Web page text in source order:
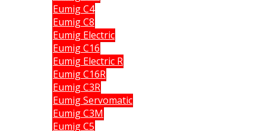
Eumig C4
Eumig C8
Eumig Electric
Eumig C16
Eumig Electric R
Eumig C16R
Eumig C3R
Eumig Servomatic
Eumig C3M
Eumig C5